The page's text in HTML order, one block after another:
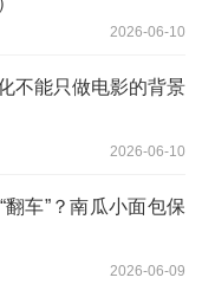
2026-06-10
不能只做电影的背景
2026-06-10
车”？南瓜小面包保
2026-06-09